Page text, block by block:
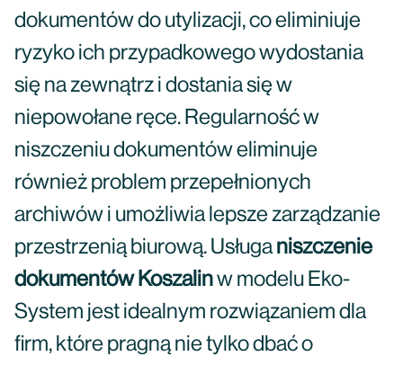
dokumentów do utylizacji, co eliminiuje
ryzyko ich przypadkowego wydostania
się na zewnątrz i dostania się w
niepowołane ręce. Regularność w
niszczeniu dokumentów eliminuje
również problem przepełnionych
archiwów i umożliwia lepsze zarządzanie
przestrzenią biurową. Usługaniszczenie
dokumentów Koszalinw modelu Eko-
System jest idealnym rozwiązaniem dla
firm, które pragną nie tylko dbać o